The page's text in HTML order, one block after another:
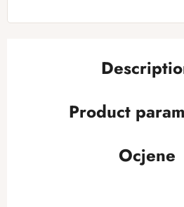
Product
Ocjene